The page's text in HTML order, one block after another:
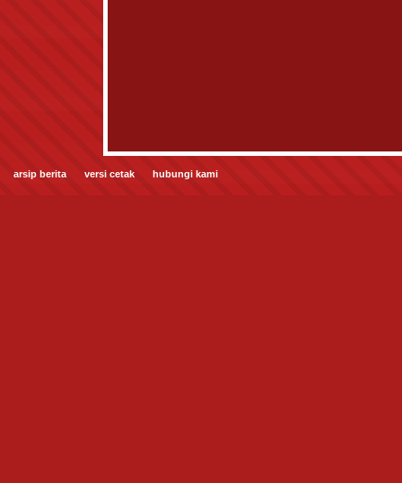
arsip berita versi cetak hubungi kami